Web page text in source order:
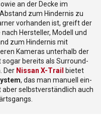
an der Decke im
zum Hindernis zu
vorhanden ist, greift der
Hersteller, Modell und
zum Hindernis mit
Kameras unterhalb der
bereits als Surround-
Der Nissan X-Trail
bietet
, das man manuell ein-
selbstverständlich auch